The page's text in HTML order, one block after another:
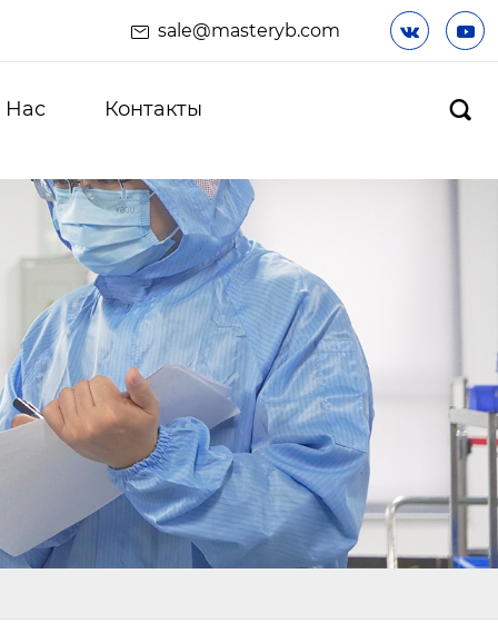
sale@masteryb.com  
Контакты 